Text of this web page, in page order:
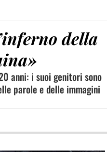
della
anni: i suoi genitori sono
parole e delle immagini